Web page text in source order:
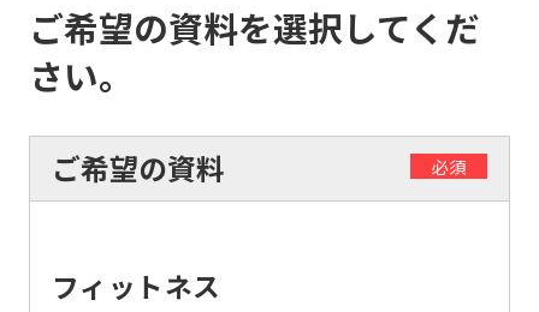
ご希望の資料を選択してくだ
さい。
ご希望の資料 必須
フィットネス